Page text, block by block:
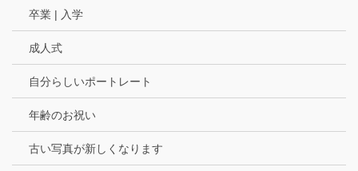
卒業 | 入学
成人式
自分らしいポートレート
年齢のお祝い
古い写真が新しくなります